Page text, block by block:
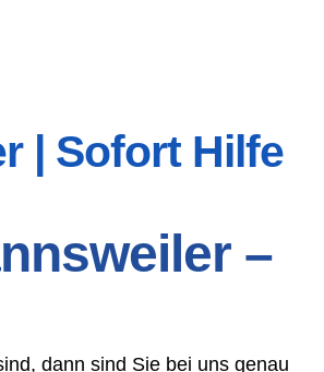
| Sofort Hilfe
–
dann sind Sie bei uns genau